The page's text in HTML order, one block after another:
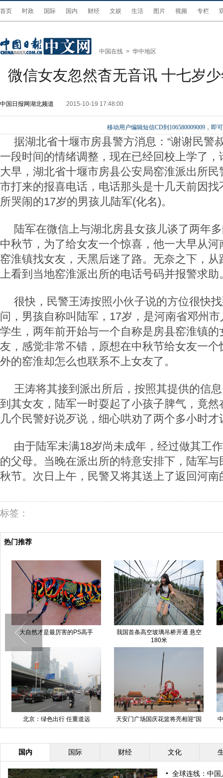
首页 时政 国际 国内 财经 文娱 生活 图片 视频 专栏
中国在线 > 华中地区
微信女友忽然杳无音讯 十七岁
中国日报网湖北频道 2015-10-19 17:48:00
移动用户编辑短信CD到106580009009，即
据湖北省十堰市房县警方消息：“谢谢民警
一段时间的情绪调整，现在已经回校上学了，
大早，湖北省十堰市房县公安局窑淮派出所
市打来的报喜电话，电话那头是十几天前因
所哭闹的17岁的男孩儿陆军(化名)。
陆军在微信上与湖北房县女孩儿谈了两年
中秋节，为了给女友一个惊喜，他一大早从
窑淮镇找女友，天黑后迷了路。无奈之下，
上看到当地窑淮派出所的电话号码并报警求助
很快，民警王涛按照小伙子说的方位很快
问，男孩自称叫陆军，17岁，是河南省邓州
学生，两年前开始与一个自称是房县窑淮镇
友，感觉非常不错，原想在中秋节给女友一
外的窑淮却怎么也联系不上女友了。
王涛将其接到派出所后，按照其提供的信
到其女友，陆军一时耍起了小孩子脾气，竟
几个民警好说歹说，细心哄劝了两个多小时
由于陆军未满18岁尚未成年，经过做其工
的父母。当晚在派出所的特意安排下，陆军
秋节。次日上午，民警又将其送上了返回河南
标签：
热门推荐
大自然才是最厉害的PS高手
我国首条高空玻璃吊桥开通 悬空
180米
北京：绿色出行 任重道远
天安门广场国庆花篮将亮相迎“国
庆”
国内 国际 财经 文化
全球连线：中